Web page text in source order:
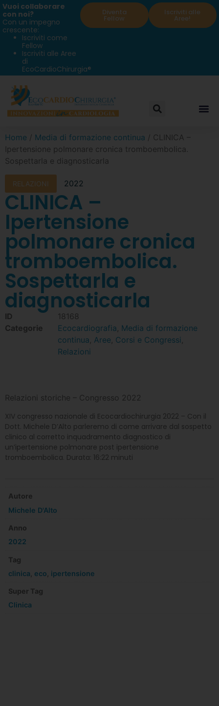
Vuoi collaborare
con noi?
Con un impegno
crescente:
Iscriviti come
Fellow
Iscriviti alle Aree
di
EcoCardioChirurgia®
Diventa
Fellow
Iscriviti alle
Aree!
Home / Media di formazione continua / CLINICA –
Ipertensione polmonare cronica tromboembolica.
Sospettarla e diagnosticarla
RELAZIONI 2022
CLINICA –
Ipertensione
polmonare cronica
tromboembolica.
Sospettarla e
diagnosticarla
ID
18168
Categorie
Ecocardiografia, Media di formazione
continua, Aree, Corsi e Congressi,
Relazioni
Relazioni storiche – Congresso 2022
XIV congresso nazionale di Ecocardiochirurgia 2022 – Con il
Dott. Michele D’Alto parleremo di come arrivare dal sospetto
clinico al corretto inquadramento diagnostico di
un’ipertensione polmonare post ipertensione
tromboembolica. Durata: 16:22 minuti
Autore
Michele D'Alto
Anno
2022
Tag
clinica eco ipertensione
Super Tag
Clinica